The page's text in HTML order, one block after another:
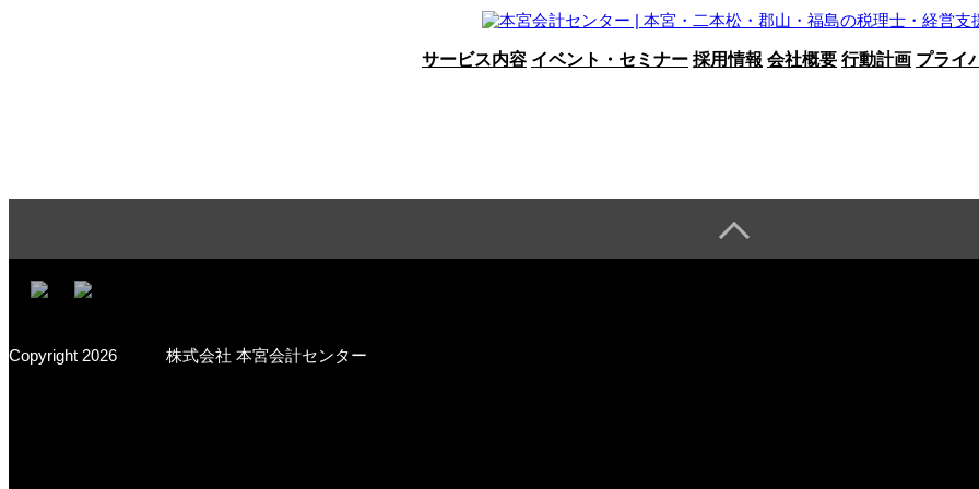
サービス内容 イベント・セミナー 採用情報 会社概要 行動計画 プライ
Copyright 2026 株式会社 本宮会計センター